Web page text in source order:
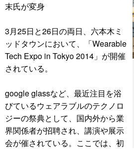
話題
デザイン
ライフ
社会
ハウツー
末氏が変身
3月25日と26日の両日、六本木ミ
ッドタウンにおいて、「Wearable
Tech Expo in Tokyo 2014」が開催
されている。
google glassなど、最近注目を浴
びているウェアラブルのテクノロ
ジーの祭典として、国内外から業
界関係者が招聘され、講演や展示
会が催されている。ここでは、初